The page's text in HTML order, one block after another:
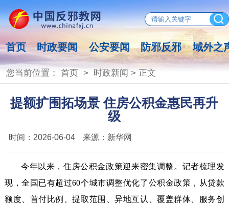
首页 时政要闻 公安要闻 防邪反邪 域外之
您当前位置： 首页> 时政新闻 > 正文
提额扩围拓场景 住房公积金惠民再升
级
时间： 2026-06-04 来源： 新华网
今年以来，住房公积金政策迎来密集调整。记者梳理发
现，全国已有超过60个城市调整优化了公积金政策，从贷款
额度、首付比例、提取范围、异地互认、覆盖群体、服务创